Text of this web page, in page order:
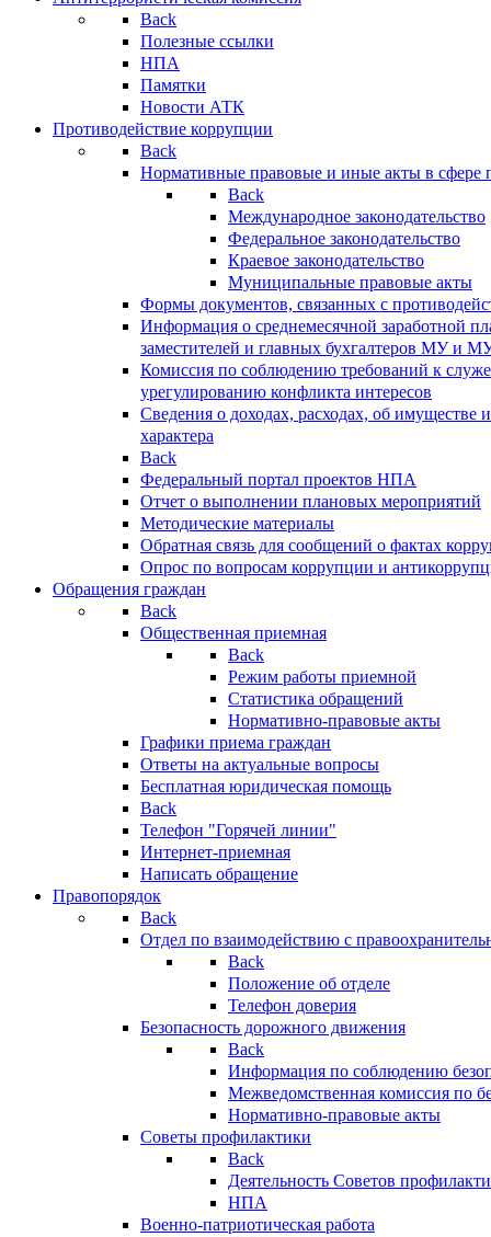
Back
Полезные ссылки
НПА
Памятки
Новости АТК
Противодействие коррупции
Back
Нормативные правовые и иные акты в сфере
Back
Международное законодательство
Федеральное законодательство
Краевое законодательство
Муниципальные правовые акты
Формы документов, связанных с
Информация о среднемесячной заработной
заместителей и главных бухгалтеров МУ и
Комиссия по соблюдению требований к
урегулированию конфликта интересов
Сведения о доходах, расходах, об имуществе
характера
Back
Федеральный портал проектов НПА
Отчет о выполнении плановых мероприятий
Методические материалы
Обратная связь для сообщений о фактах
Опрос по вопросам коррупции и
Обращения граждан
Back
Общественная приемная
Back
Режим работы приемной
Статистика обращений
Нормативно-правовые акты
Графики приема граждан
Ответы на актуальные вопросы
Бесплатная юридическая помощь
Back
Телефон "Горячей линии"
Интернет-приемная
Написать обращение
Правопорядок
Back
Отдел по взаимодействию с
Back
Положение об отделе
Телефон доверия
Безопасность дорожного движения
Back
Информация по соблюдению
Межведомственная комиссия по
Нормативно-правовые акты
Советы профилактики
Back
Деятельность Советов
НПА
Военно-патриотическая работа